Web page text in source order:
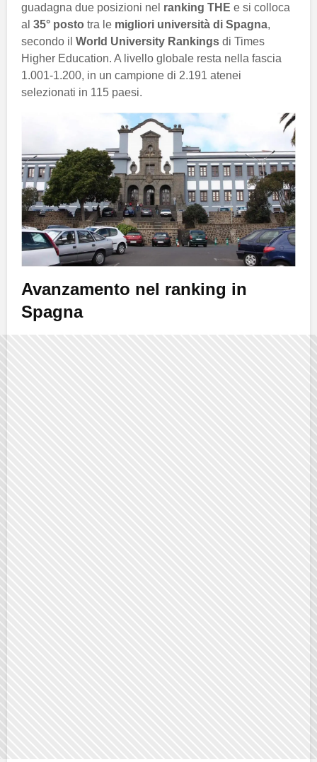
guadagna due posizioni nel ranking THE e si colloca
al 35° posto tra le migliori università di Spagna,
secondo il World University Rankings di Times
Higher Education. A livello globale resta nella fascia
1.001-1.200, in un campione di 2.191 atenei
selezionati in 115 paesi.
Avanzamento nel ranking in
Spagna